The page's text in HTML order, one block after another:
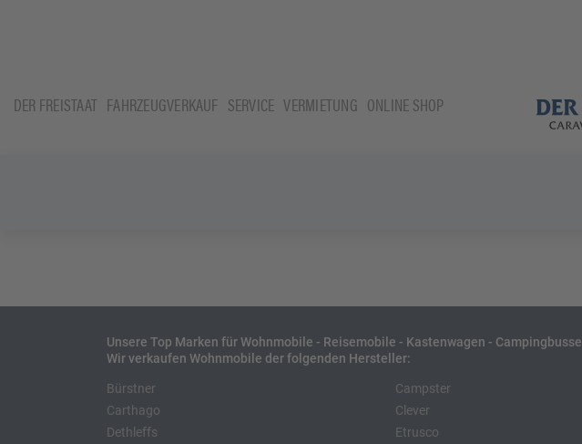
DER FREISTAAT FAHRZEUGVERKAUF SERVICE VERMIETUNG ONLINE SHOP
Unsere Top Marken für Wohnmobile - Reisemobile - Kastenwagen - Campingbusse
Wir verkaufen Wohnmobile der folgenden Hersteller:
Bürstner
Carthago
Dethleffs
Campster
Clever
Etrusco